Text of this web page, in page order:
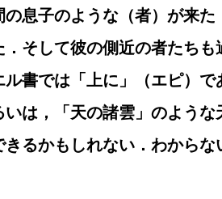
の息子のような（者）が来
．そして彼の側近の者たちも
書では「上に」（エピ）で
いは，「天の諸雲」のよう
きるかもしれない．わから